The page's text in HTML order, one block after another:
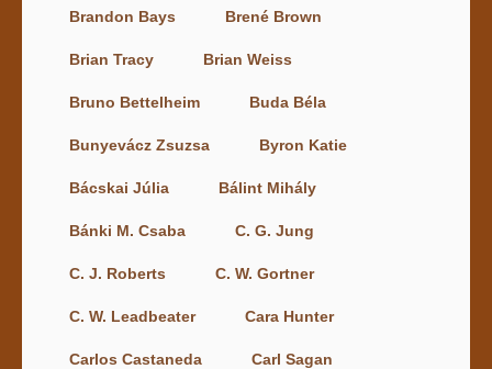
Brandon Bays Brené Brown
Brian Tracy Brian Weiss
Bruno Bettelheim Buda Béla
Bunyevácz Zsuzsa Byron Katie
Bácskai Júlia Bálint Mihály
Bánki M. Csaba C. G. Jung
C. J. Roberts C. W. Gortner
C. W. Leadbeater Cara Hunter
Carlos Castaneda Carl Sagan